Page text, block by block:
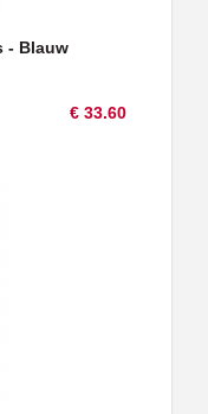
- Blauw
€ 33.60